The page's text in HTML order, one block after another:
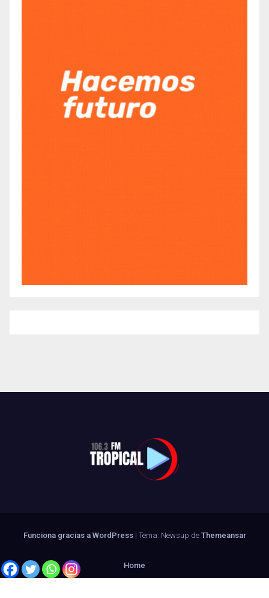
Funciona gracias a WordPress | Tema: Newsup de Themeansar
Home